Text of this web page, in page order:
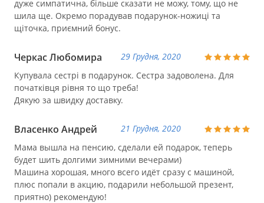
дуже симпатична, більше сказати не можу, тому, що не
шила ще. Окремо порадував подарунок-ножиці та
щіточка, приємний бонус.
Черкас Любомира
29 Грудня, 2020
Купувала сестрі в подарунок. Сестра задоволена. Для
початківця рівня то що треба!
Дякую за швидку доставку.
Власенко Андрей
21 Грудня, 2020
Мама вышла на пенсию, сделали ей подарок, теперь
будет шить долгими зимними вечерами)
Машина хорошая, много всего идёт сразу с машиной,
плюс попали в акцию, подарили небольшой презент,
приятно) рекомендую!